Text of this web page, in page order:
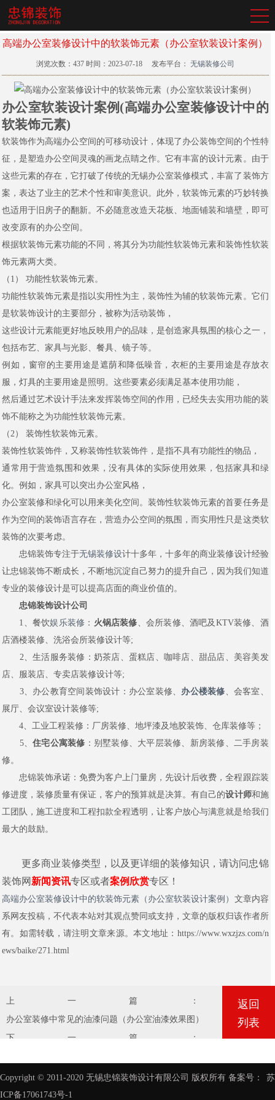
高端办公室装修设计中的软装饰元素（办公室软装设计案例）
浏览次数： 437 时间：2023-07-18 发布平台： 无锡装修公司
办公室软装设计案例(高端办公室装修设计中的
软装饰元素)
软装饰作为高端办公空间的可移动设计，体现了办公装饰空间的个性特
征，是塑造办公空间灵魂的画龙点睛之作。它有丰富的设计元素。由于
这些元素的存在，它打破了传统的无锡办公室装修模式，丰富了装饰方
案，表达了业主的艺术个性和审美意识。此外，软装饰元素的巧妙转换
也适用于旧房子的翻新。不必随意改造天花板、地面铺装和墙壁，即可
改变原有的办公空间。
根据软装饰元素功能的不同，将其分为功能性软装饰元素和装饰性软装
饰元素两大类。
（1） 功能性软装饰元素。
功能性软装饰元素是指以实用性为主，装饰性为辅的软装饰元素。它们
是软装饰设计的主要部分，被称为活动装饰，
这些设计元素能更好地反映用户的品味，是创造家具氛围的核心之一，
包括布艺、家具与光影、餐具、镜子等。
例如，窗帘的主要用途是遮荫和降低噪音，衣柜的主要用途是存放衣
服，灯具的主要用途是照明。这些要素必须满足基本使用功能，
然后通过艺术设计手法来发挥装饰空间的作用，已经失去实用功能的装
饰不能称之为功能性软装饰元素。
（2） 装饰性软装饰元素。
装饰性软装饰件，又称装饰性软装饰件，是指不具有功能性的物品，
通常用于营造氛围和效果，没有具体的实际使用效果，包括家具和绿
化。例如，家具可以突出办公室风格，
办公室装修和绿化可以用来美化空间。装饰性软装饰元素的首要任务是
作为空间的装饰语言存在，营造办公空间的氛围，而实用性只是这类软
装饰的次要考虑。
忠锦装饰专注于无锡装修设计十多年，十多年的商业装修设计经验
让忠锦装饰不断成长，不断地沉淀自己努力的提升自己，因为我们知道
专业的装修设计是可以提高店面的商业价值的。
忠锦装饰设计公司
1、餐饮娱乐装修 ： 火锅店装修、会所装修、酒吧及KTV装修、酒
店酒楼装修、洗浴会所装修设计等;
2、生活服务装修：奶茶店、蛋糕店、咖啡店、甜品店、美容美发
店、服装店、专卖店装修设计等;
3、办公教育空间装饰设计：办公室装修、 办公楼装修、会客室、
展厅、会议室设计装修等;
4、工业工程装修：厂房装修、地坪漆及地胶装饰、仓库装修等；
5、住宅公寓装修 ：别墅装修、大平层装修、新房装修、二手房装
修。
忠锦装饰承诺：免费为客户上门量房，先设计后收费，全程跟踪装
修进度，装修质量有保证，客户的预算就是决算。有自己的设计师和施
工团队，施工进度和工程扣款全程透明，让客户放心与满意就是给我们
最大的鼓励。
更多商业装修类型，以及更详细的装修知识，请访问忠锦
装饰网 新闻资讯专区或者案例欣赏专区！
高端办公室装修设计中的软装饰元素（办公室软装设计案例） 文章内容
系网友投稿，不代表本站对其观点赞同或支持，文章的版权归该作者所
有。如需转载，请注明文章来源。本文地址：https://www.wxzjzs.com/n
ews/baike/271.html
上一篇：
办公室装修中常见的油漆问题（办公室油漆效果图）
下一篇：
返回
列表
Copyright © 2011-2020 无锡忠锦装饰设计有限公司 版权所有 备案号：
苏
ICP备17061743号-1